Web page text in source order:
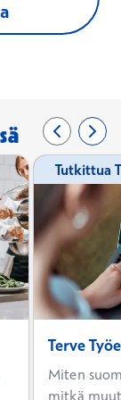
Edellinen
0/4
2/4
Tutkittua
Terve
Miten
mitkä